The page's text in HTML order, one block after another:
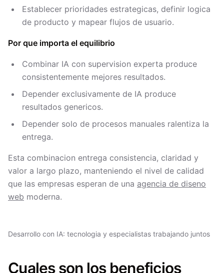
Establecer prioridades estrategicas, definir logica
de producto y mapear flujos de usuario.
Por que importa el equilibrio
Combinar IA con supervision experta produce
consistentemente mejores resultados.
Depender exclusivamente de IA produce
resultados genericos.
Depender solo de procesos manuales ralentiza la
entrega.
Esta combinacion entrega consistencia, claridad y
valor a largo plazo, manteniendo el nivel de calidad
que las empresas esperan de una agencia de diseno
web moderna.
Desarrollo con IA: tecnologia y especialistas trabajando juntos
Cuales son los beneficios